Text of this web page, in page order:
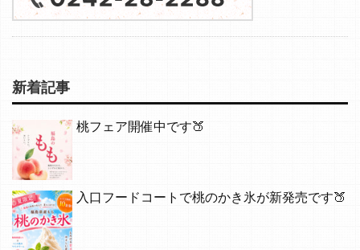
新着記事
桃フェア開催中です🍑
入口フードコートで桃のかき氷が新発売です🍑